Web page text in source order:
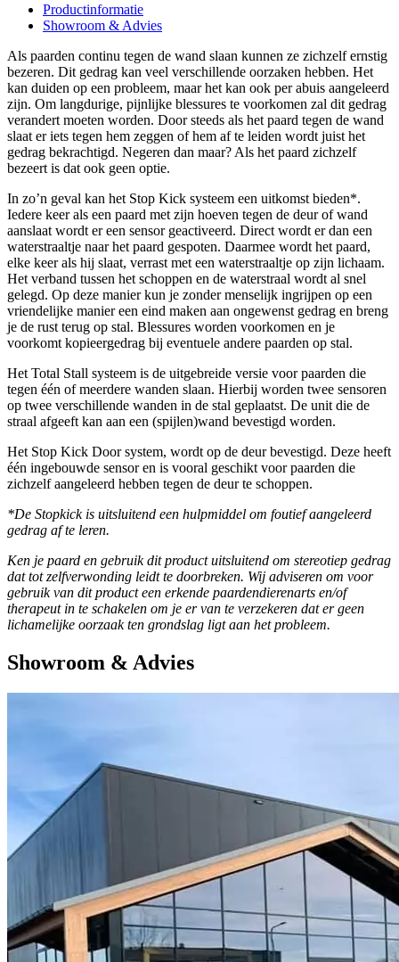
Productinformatie
Showroom & Advies
Als paarden continu tegen de wand slaan kunnen ze zichzelf ernstig
bezeren. Dit gedrag kan veel verschillende oorzaken hebben. Het
kan duiden op een probleem, maar het kan ook per abuis aangeleerd
zijn. Om langdurige, pijnlijke blessures te voorkomen zal dit gedrag
verandert moeten worden. Door steeds als het paard tegen de wand
slaat er iets tegen hem zeggen of hem af te leiden wordt juist het
gedrag bekrachtigd. Negeren dan maar? Als het paard zichzelf
bezeert is dat ook geen optie.
In zo’n geval kan het Stop Kick systeem een uitkomst bieden*.
Iedere keer als een paard met zijn hoeven tegen de deur of wand
aanslaat wordt er een sensor geactiveerd. Direct wordt er dan een
waterstraaltje naar het paard gespoten. Daarmee wordt het paard,
elke keer als hij slaat, verrast met een waterstraaltje op zijn lichaam.
Het verband tussen het schoppen en de waterstraal wordt al snel
gelegd. Op deze manier kun je zonder menselijk ingrijpen op een
vriendelijke manier een eind maken aan ongewenst gedrag en breng
je de rust terug op stal. Blessures worden voorkomen en je
voorkomt kopieergedrag bij eventuele andere paarden op stal.
Het Total Stall systeem is de uitgebreide versie voor paarden die
tegen één of meerdere wanden slaan. Hierbij worden twee sensoren
op twee verschillende wanden in de stal geplaatst. De unit die de
straal afgeeft kan aan een (spijlen)wand bevestigd worden.
Het Stop Kick Door system, wordt op de deur bevestigd. Deze heeft
één ingebouwde sensor en is vooral geschikt voor paarden die
zichzelf aangeleerd hebben tegen de deur te schoppen.
*De Stopkick is uitsluitend een hulpmiddel om foutief aangeleerd
gedrag af te leren.
Ken je paard en gebruik dit product uitsluitend om stereotiep gedrag
dat tot zelfverwonding leidt te doorbreken. Wij adviseren om voor
gebruik van dit product een erkende paardendierenarts en/of
therapeut in te schakelen om je er van te verzekeren dat er geen
lichamelijke oorzaak ten grondslag ligt aan het probleem.
Showroom & Advies